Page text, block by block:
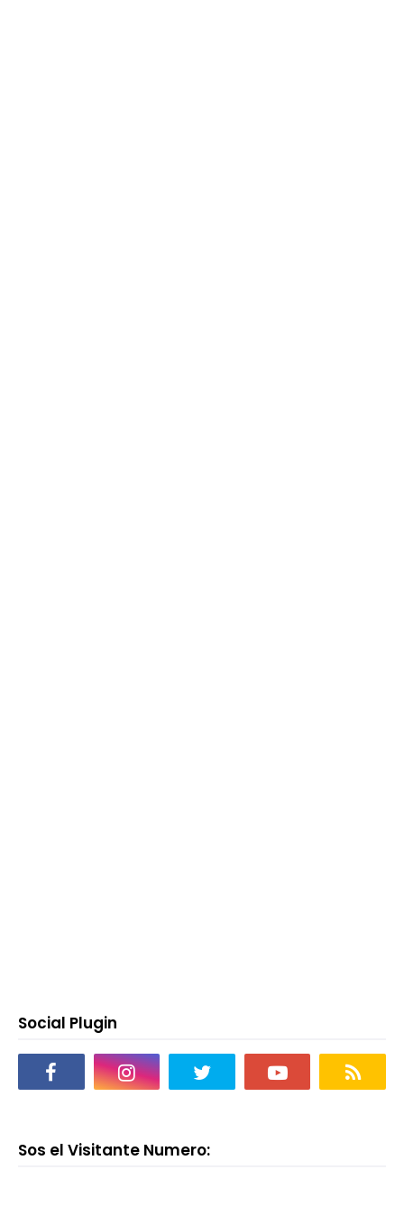
Social Plugin
Sos el Visitante Numero: